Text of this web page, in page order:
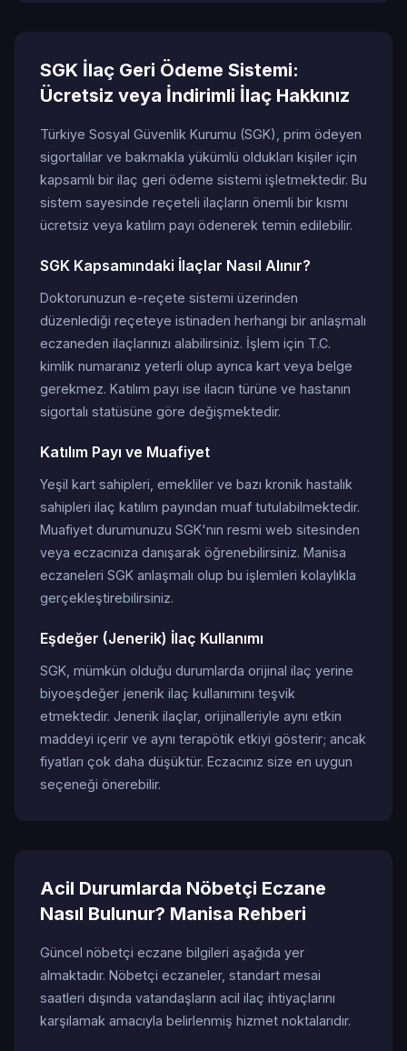
SGK İlaç Geri Ödeme Sistemi:
Ücretsiz veya İndirimli İlaç Hakkınız
Türkiye Sosyal Güvenlik Kurumu (SGK), prim ödeyen
sigortalılar ve bakmakla yükümlü oldukları kişiler için
kapsamlı bir ilaç geri ödeme sistemi işletmektedir. Bu
sistem sayesinde reçeteli ilaçların önemli bir kısmı
ücretsiz veya katılım payı ödenerek temin edilebilir.
SGK Kapsamındaki İlaçlar Nasıl Alınır?
Doktorunuzun e-reçete sistemi üzerinden
düzenlediği reçeteye istinaden herhangi bir anlaşmalı
eczaneden ilaçlarınızı alabilirsiniz. İşlem için T.C.
kimlik numaranız yeterli olup ayrıca kart veya belge
gerekmez. Katılım payı ise ilacın türüne ve hastanın
sigortalı statüsüne göre değişmektedir.
Katılım Payı ve Muafiyet
Yeşil kart sahipleri, emekliler ve bazı kronik hastalık
sahipleri ilaç katılım payından muaf tutulabilmektedir.
Muafiyet durumunuzu SGK'nın resmi web sitesinden
veya eczacınıza danışarak öğrenebilirsiniz. Manisa
eczaneleri SGK anlaşmalı olup bu işlemleri kolaylıkla
gerçekleştirebilirsiniz.
Eşdeğer (Jenerik) İlaç Kullanımı
SGK, mümkün olduğu durumlarda orijinal ilaç yerine
biyoeşdeğer jenerik ilaç kullanımını teşvik
etmektedir. Jenerik ilaçlar, orijinalleriyle aynı etkin
maddeyi içerir ve aynı terapötik etkiyi gösterir; ancak
fiyatları çok daha düşüktür. Eczacınız size en uygun
seçeneği önerebilir.
Acil Durumlarda Nöbetçi Eczane
Nasıl Bulunur? Manisa Rehberi
Güncel nöbetçi eczane bilgileri aşağıda yer
almaktadır. Nöbetçi eczaneler, standart mesai
saatleri dışında vatandaşların acil ilaç ihtiyaçlarını
karşılamak amacıyla belirlenmiş hizmet noktalarıdır.